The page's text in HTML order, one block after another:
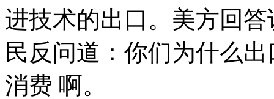
进技术的出口。美方回
民反问道：你们为什么
消费 啊。